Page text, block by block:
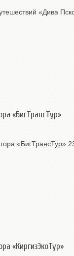
«БигТрансТур»
«КиргизЭкоТур»